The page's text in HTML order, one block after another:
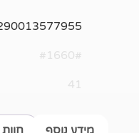
#1660#
41